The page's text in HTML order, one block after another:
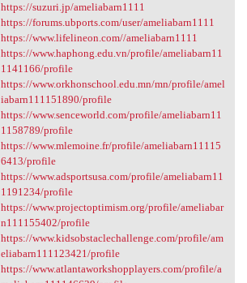
https://suzuri.jp/ameliabarn1111
https://forums.ubports.com/user/ameliabarn1111
https://www.lifelineon.com//ameliabarn1111
https://www.haphong.edu.vn/profile/ameliabarn11
1141166/profile
https://www.orkhonschool.edu.mn/mn/profile/amel
iabarn111151890/profile
https://www.senceworld.com/profile/ameliabarn11
1158789/profile
https://www.mlemoine.fr/profile/ameliabarn11115
6413/profile
https://www.adsportsusa.com/profile/ameliabarn11
1191234/profile
https://www.projectoptimism.org/profile/ameliabar
n111155402/profile
https://www.kidsobstaclechallenge.com/profile/am
eliabarn111123421/profile
https://www.atlantaworkshopplayers.com/profile/a